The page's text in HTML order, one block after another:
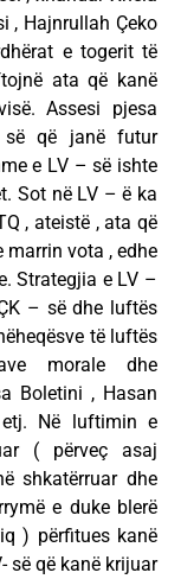
, Hajnrullah Çeko
e togerit të
ata që kanë
Assesi pjesa
së që janë futur
e LV – së ishte
Sot në LV – ë ka
, ateistë , ata që
marrin vota , edhe
Strategjia e LV –
– së dhe luftës
të luftës
morale dhe
Boletini , Hasan
Në luftimin e
( përveç asaj
shkatërruar dhe
e duke blerë
) përfitues kanë
së që kanë krijuar